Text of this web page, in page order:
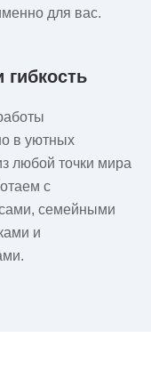
для вас.
гибкость
в уютных
любой точки мира
с
семейными
и